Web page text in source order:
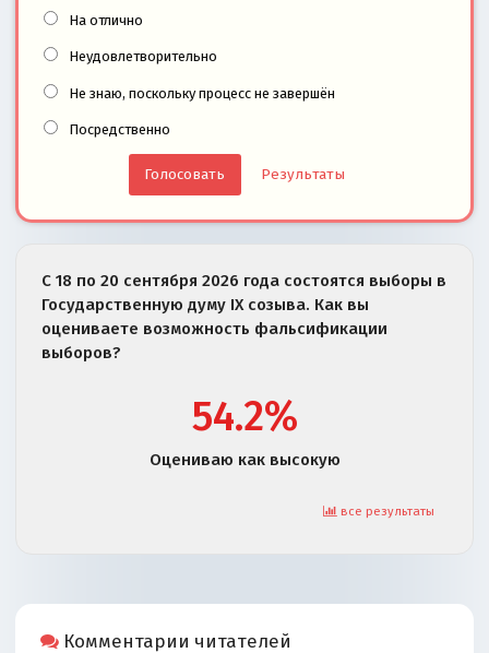
На отлично
Неудовлетворительно
Не знаю, поскольку процесс не завершён
Посредственно
Результаты
С 18 по 20 сентября 2026 года состоятся выборы в
Государственную думу IX созыва. Как вы
оцениваете возможность фальсификации
выборов?
54.2%
Оцениваю как высокую
все результаты
Комментарии читателей